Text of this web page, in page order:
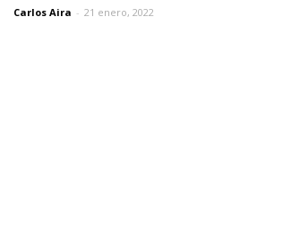
Carlos Aira - 21 enero, 2022